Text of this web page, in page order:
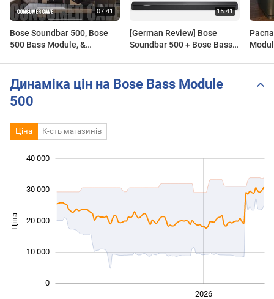
Bose Soundbar 500, Bose
500 Bass Module, &
[German Review] Bose
Soundbar 500 + Bose Bass
Динаміка цін на Bose Bass Module
500
Ціна К-сть магазинів
Ціна 10 000
0
10 000
20 000
30 000
40 000
2026